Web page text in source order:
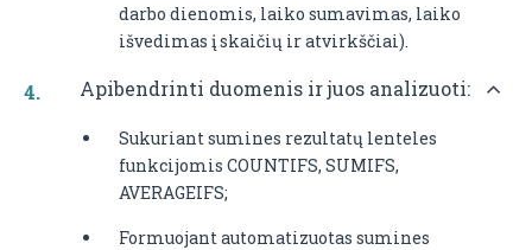
darbo dienomis, laiko sumavimas, laiko
išvedimas į skaičių ir atvirkščiai).
Apibendrinti duomenis ir juos analizuoti:
Sukuriant sumines rezultatų lenteles
funkcijomis COUNTIFS, SUMIFS,
AVERAGEIFS;
Formuojant automatizuotas sumines